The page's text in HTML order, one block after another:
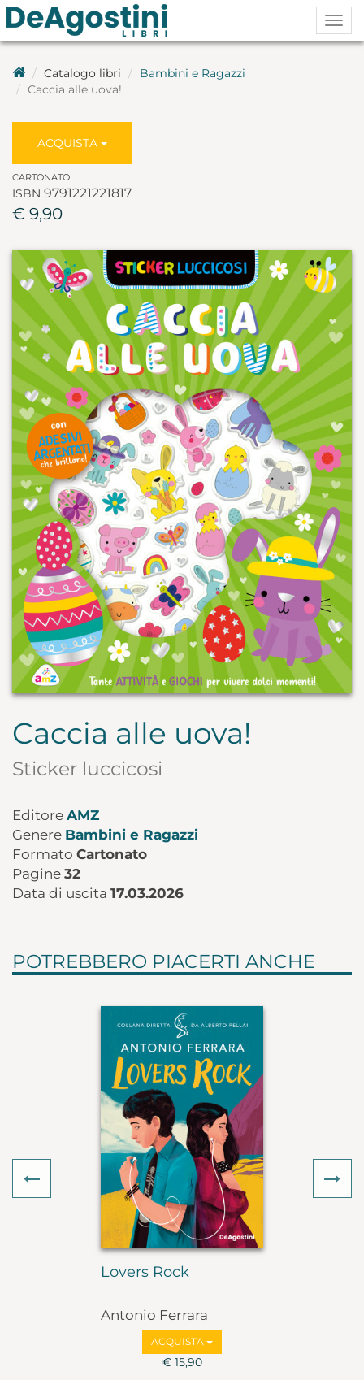
Catalogo libri
Bambini e Ragazzi
Caccia alle uova!
ACQUISTA
CARTONATO
ISBN 9791221221817
€ 9,90
Caccia alle uova!
Sticker luccicosi
Editore AMZ
Genere Bambini e Ragazzi
Formato Cartonato
Pagine 32
Data di uscita 17.03.2026
POTREBBERO PIACERTI ANCHE
Lovers Rock
Antonio Ferrara
ACQUISTA
€ 15,90
Previous